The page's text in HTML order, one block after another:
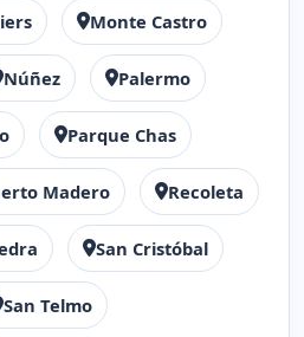
Monte Castro
Núñez Palermo
Parque Chas
Madero Recoleta
San Cristóbal
San Telmo